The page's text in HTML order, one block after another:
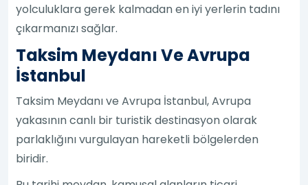
yolculuklara gerek kalmadan en iyi yerlerin tadını
çıkarmanızı sağlar.
Taksim Meydanı Ve Avrupa
İstanbul
Taksim Meydanı ve Avrupa İstanbul, Avrupa
yakasının canlı bir turistik destinasyon olarak
parlaklığını vurgulayan hareketli bölgelerden
biridir.